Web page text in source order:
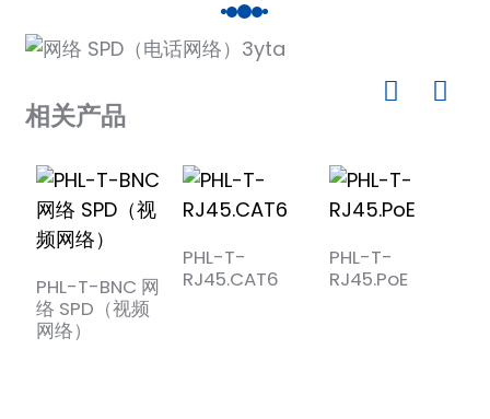
相关产品
PHL-T-BNC 网
络 SPD（视频
网络）
PHL-T-
RJ45.CAT6
PHL-T-
RJ45.PoE